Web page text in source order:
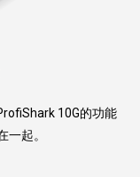
10G的功能
一起。